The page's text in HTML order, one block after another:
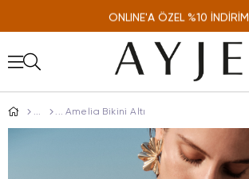
ONLINE'A ÖZEL %10 İNDİRİM
Amelia Bikini Altı